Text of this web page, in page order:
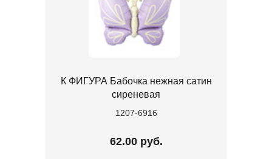
К ФИГУРА Бабочка нежная сатин
сиреневая
1207-6916
62.00 руб.